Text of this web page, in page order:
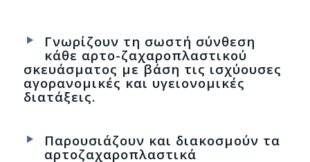
Γνωρίζουν τη σωστή σύνθεση
κάθε αρτο-ζαχαροπλαστικού
σκευάσματος με βάση τις ισχύουσες
αγορανομικές και υγειονομικές
διατάξεις.
Παρουσιάζουν και διακοσμούν τα
αρτοζαχαροπλαστικά